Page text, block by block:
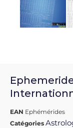
EAN Ephémérides
Catégories